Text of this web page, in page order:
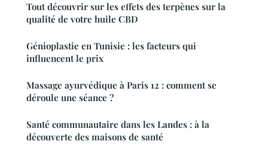
Tout découvrir sur les effets des terpènes sur la
qualité de votre huile CBD
Génioplastie en Tunisie : les facteurs qui
influencent le prix
Massage ayurvédique à Paris 12 : comment se
déroule une séance ?
Santé communautaire dans les Landes : à la
découverte des maisons de santé